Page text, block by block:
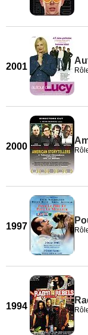
2001
2000
1997
1994